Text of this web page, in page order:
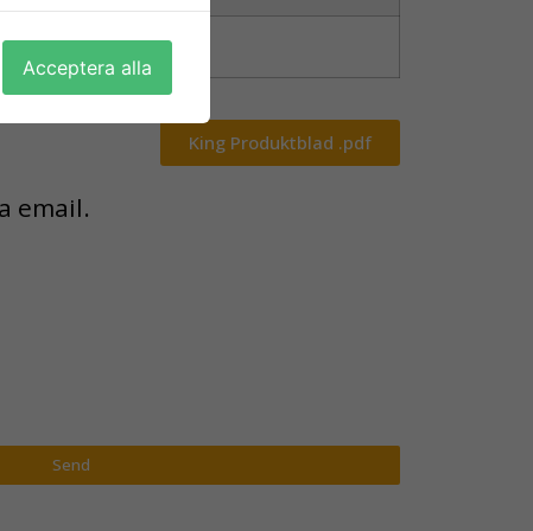
RT 38885
King Produktblad .pdf
email.
Send
Acceptera alla